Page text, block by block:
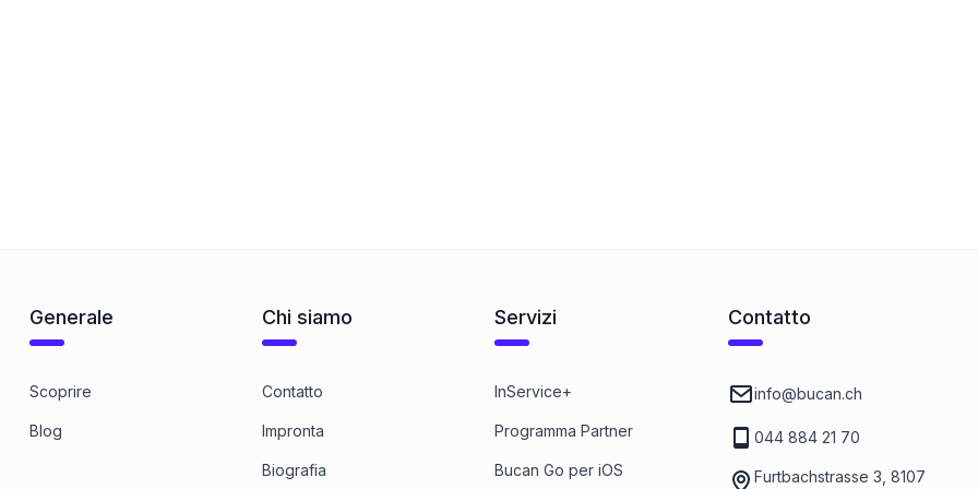
Generale
Scoprire
Blog
Chi siamo
Contatto
Impronta
Biografia
Servizi
InService+
Programma Partner
Bucan Go per iOS
Contatto
info@bucan.ch
044 884 21 70
Furtbachstrasse 3, 8107